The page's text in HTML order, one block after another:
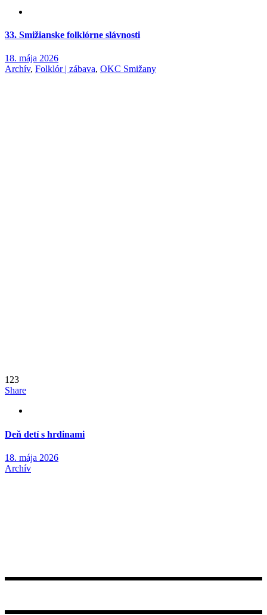
33. Smižianske folklórne slávnosti
18. mája 2026
Archív, Folklór | zábava, OKC Smižany
123
Share
Deň detí s hrdinami
18. mája 2026
Archív